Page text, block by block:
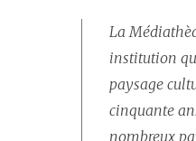
La
institution
paysage
cinquante
nombreux